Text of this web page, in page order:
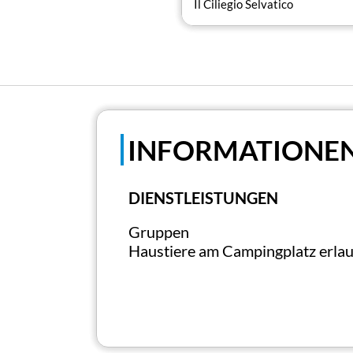
Il Ciliegio Selvatico
DIENSTLEISTUNGEN
Gruppen
Haustiere am Campingplatz